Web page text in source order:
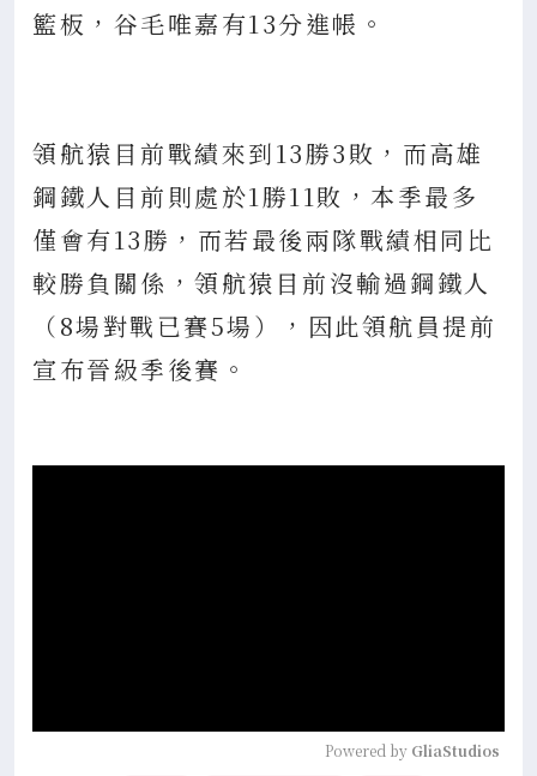
籃板，谷毛唯嘉有13分進帳。
領航猿目前戰績來到13勝3敗，而高雄
鋼鐵人目前則處於1勝11敗，本季最多
僅會有13勝，而若最後兩隊戰績相同比
較勝負關係，領航猿目前沒輸過鋼鐵人
（8場對戰已賽5場），因此領航員提前
宣布晉級季後賽。
Powered by GliaStudios